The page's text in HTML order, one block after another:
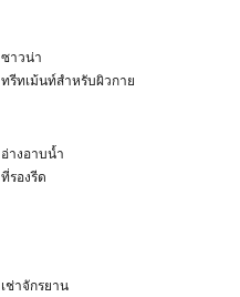
ซาวน่า
ทรีทเม้นท์สำหรับผิวกาย
อ่างอาบน้ำ
ที่รองรีด
เช่าจักรยาน